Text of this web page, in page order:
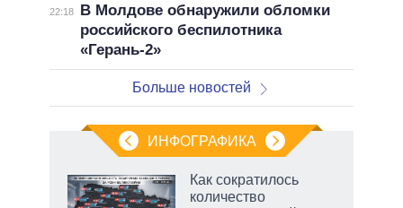
22:18
В Молдове обнаружили обломки
российского беспилотника
«Герань-2»
Больше новостей
ИНФОГРАФИКА
Как сократилось
количество